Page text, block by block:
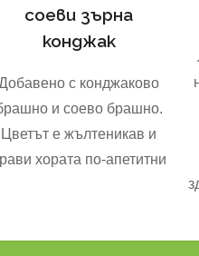
соеви зърна
конджак
с конджаково
и соево брашно.
Цветът е жълтеникав и
хората по-апетитни